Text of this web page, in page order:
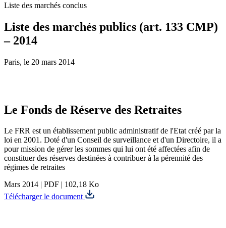
Liste des marchés conclus
Liste des marchés publics (art. 133 CMP)
– 2014
Paris, le 20 mars 2014
Le Fonds de Réserve des Retraites
Le FRR est un établissement public administratif de l'Etat créé par la
loi en 2001. Doté d'un Conseil de surveillance et d'un Directoire, il a
pour mission de gérer les sommes qui lui ont été affectées afin de
constituer des réserves destinées à contribuer à la pérennité des
régimes de retraites
Mars 2014 | PDF | 102,18 Ko
Télécharger le document